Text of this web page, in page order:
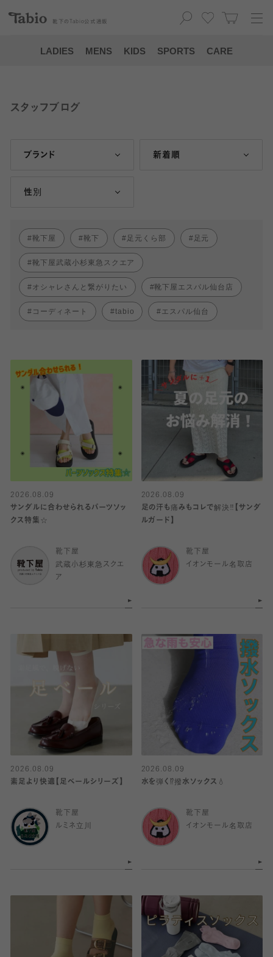
靴下の Tabio 公式通販
LADIES MENS KIDS SPORTS CARE
スタッフブログ
ブランド 新着順
性別
靴下屋 靴下 足元くら部 足元
靴下屋武蔵小杉東急スクエア
オシャレさんと繋がりたい 靴下屋エスパル仙台店
コーディネート tabio エスパル仙台
2026.08.09
サンダルに合わせられるパーツソッ
クス特集☆
靴下屋
武蔵小杉東急スクエ
ア
2026.08.09
足の汗も痛みもコレで解決‼️【サンダ
ルガード】
靴下屋
イオンモール名取店
2026.08.09
素足より快適【足ベールシリーズ】
靴下屋
ルミネ立川
2026.08.09
水を弾く⁉️撥水ソックス💧
靴下屋
イオンモール名取店